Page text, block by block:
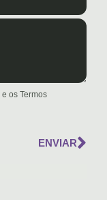
e os Termos
ENVIAR